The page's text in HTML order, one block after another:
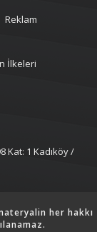
Reklam
İlkeleri
Kat: 1 Kadıköy /
her hakkı